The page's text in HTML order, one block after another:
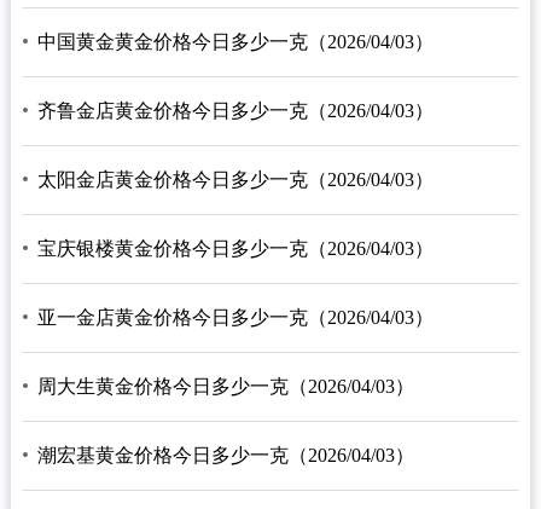
中国黄金黄金价格今日多少一克（2026/04/03）
齐鲁金店黄金价格今日多少一克（2026/04/03）
太阳金店黄金价格今日多少一克（2026/04/03）
宝庆银楼黄金价格今日多少一克（2026/04/03）
亚一金店黄金价格今日多少一克（2026/04/03）
周大生黄金价格今日多少一克（2026/04/03）
潮宏基黄金价格今日多少一克（2026/04/03）